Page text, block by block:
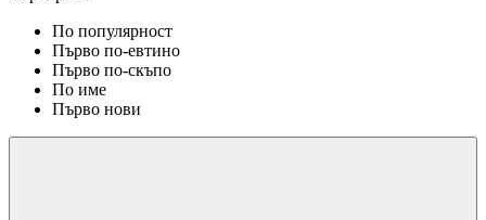
По популярност
Първо по-евтино
Първо по-скъпо
По име
Първо нови